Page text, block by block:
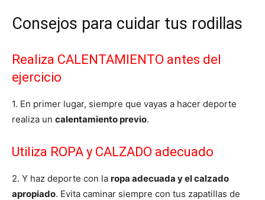
Consejos para cuidar tus rodillas
Realiza CALENTAMIENTO antes del
ejercicio
1. En primer lugar, siempre que vayas a hacer deporte
realiza un calentamiento previo.
Utiliza ROPA y CALZADO adecuado
2. Y haz deporte con la ropa adecuada y el calzado
apropiado. Evita caminar siempre con tus zapatillas de